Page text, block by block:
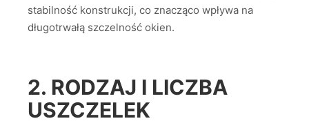
stabilność konstrukcji, co znacząco wpływa na
długotrwałą szczelność okien.
2. RODZAJ I LICZBA
USZCZELEK